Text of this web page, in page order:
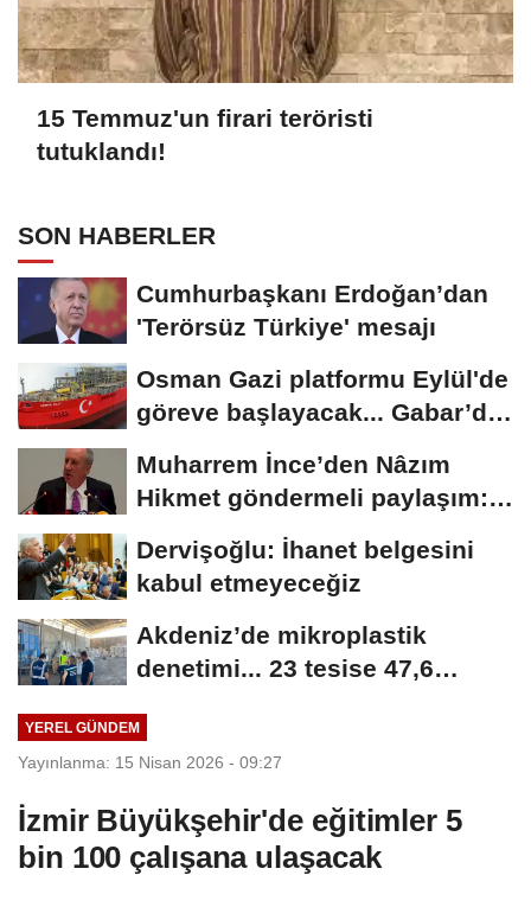
15 Temmuz'un firari teröristi
tutuklandı!
SON HABERLER
Cumhurbaşkanı Erdoğan’dan
'Terörsüz Türkiye' mesajı
Osman Gazi platformu Eylül'de
göreve başlayacak... Gabar’da
Muharrem İnce’den Nâzım
Hikmet göndermeli paylaşım:
Vatan hainliğine...
Dervişoğlu: İhanet belgesini
kabul etmeyeceğiz
Akdeniz’de mikroplastik
denetimi... 23 tesise 47,6
YEREL GÜNDEM
Yayınlanma: 15 Nisan 2026 - 09:27
İzmir Büyükşehir'de eğitimler 5
bin 100 çalışana ulaşacak